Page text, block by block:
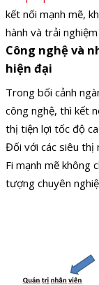
kết nối mạnh mẽ,
hành và trải
Công nghệ và
hiện đại
Trong bối cảnh
công nghệ, thì kết
thị tiện lợi tốc độ
Đối với các siêu thị
Fi mạnh mẽ không
tượng chuyên